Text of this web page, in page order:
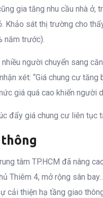
gia tăng nhu cầu nhà ở,
Khảo sát thị trường cho
năm trước).
người chuyển sang
xét: “Giá chung cư
giá quá cao khiến người
đẩy giá chung cư liên tục
tâm TP.HCM đã nâng
Thiêm 4, mở rộng sân
cải thiện hạ tầng giao